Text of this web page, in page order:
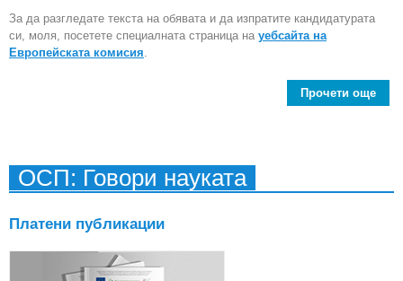
За да разгледате текста на обявата и да изпратите кандидатурата
си, моля, посетете специалната страница на уебсайта на
Европейската комисия.
Прочети още
ОСП: Говори науката
Платени публикации